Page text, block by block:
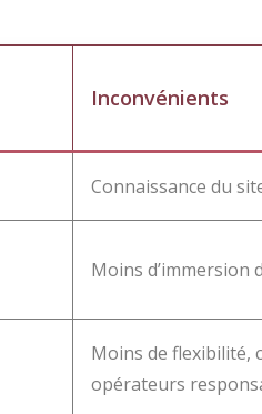
Inconvénients
Connaissance du
Moins
Moins de flexibilité,
opérateurs